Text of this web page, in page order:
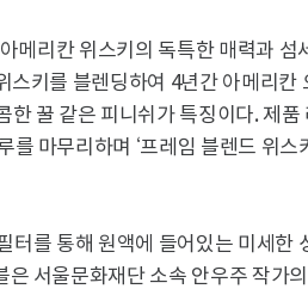
리칸 위스키의 독특한 매력과 섬
키를 블렌딩하여 4년간 아메리칸
꿀 같은 피니쉬가 특징이다. 제
마무리하며 ‘프레임 블렌드 위스
터를 통해 원액에 들어있는 미세한
서울문화재단 소속 안우주 작가의